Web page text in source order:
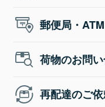
郵便局・
荷物のお問
再配達のご